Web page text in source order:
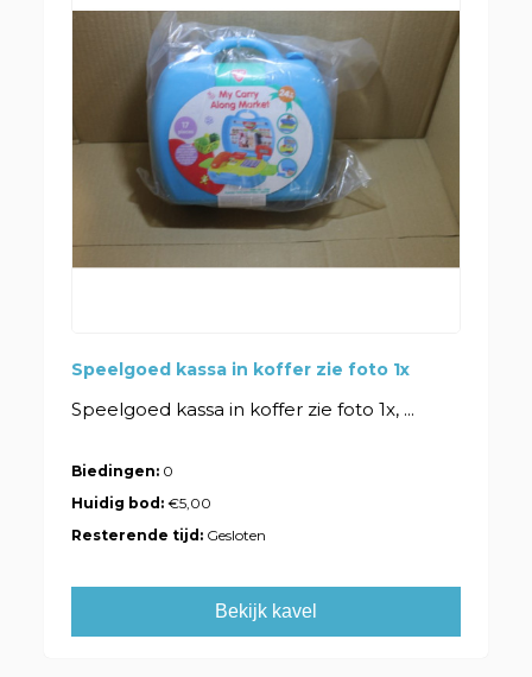
Speelgoed kassa in koffer zie foto 1x
Speelgoed kassa in koffer zie foto 1x, ...
Biedingen: 0
Huidig bod:€5,00
Resterende tijd: Gesloten
Bekijk kavel